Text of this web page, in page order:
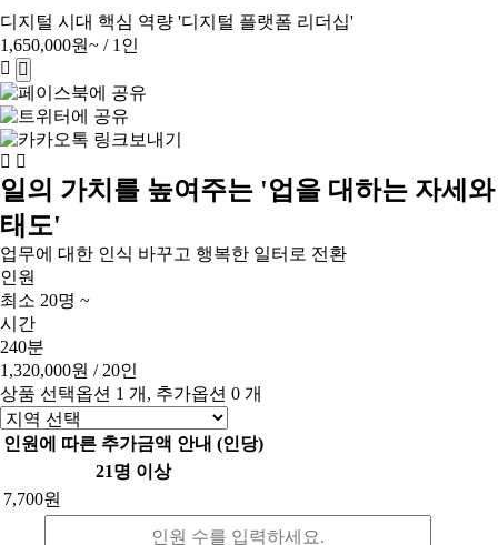
디지털 시대 핵심 역량 '디지털 플랫폼 리더십'
1,650,000원~ / 1인
일의 가치를 높여주는 '업을 대하는 자세와
태도'
업무에 대한 인식 바꾸고 행복한 일터로 전환
인원
최소 20명 ~
시간
240분
1,320,000원 / 20인
상품 선택옵션 1 개, 추가옵션 0 개
인원에 따른 추가금액 안내 (인당)
21명 이상
7,700원